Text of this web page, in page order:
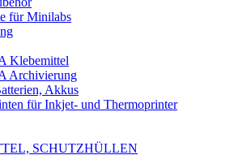
für Minilabs
Klebemittel
Archivierung
Akkus
für Inkjet- und Thermoprinter
SCHUTZHÜLLEN